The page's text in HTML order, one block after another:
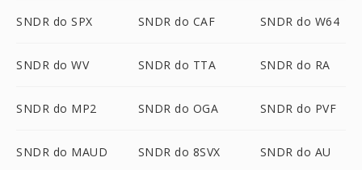
SNDR do SPX SNDR do CAF SNDR do W64
SNDR do WV SNDR do TTA SNDR do RA
SNDR do MP2 SNDR do OGA SNDR do PVF
SNDR do MAUD SNDR do 8SVX SNDR do AU